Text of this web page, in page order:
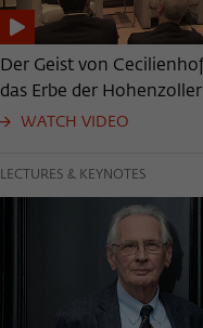
Der Geist von
das Erbe der
WATCH VIDEO
LECTURES & KEYNOTES